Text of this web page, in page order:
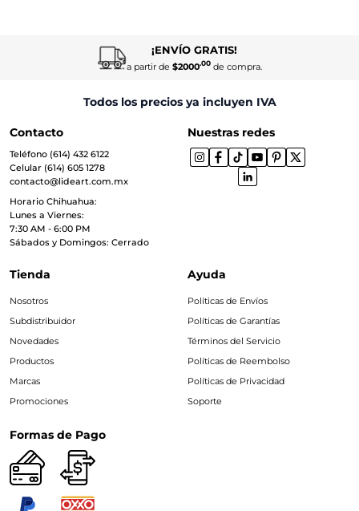
¡ENVÍO GRATIS!
a partir de $2000.00de compra.
Todos los precios ya incluyen IVA
Contacto
Teléfono (614) 432 6122
Celular (614) 605 1278
contacto@lideart.com.mx
Horario Chihuahua:
Lunes a Viernes:
7:30 AM - 6:00 PM
Sábados y Domingos: Cerrado
Nuestras redes
Tienda
Nosotros
Subdistribuidor
Novedades
Productos
Marcas
Promociones
Ayuda
Políticas de Envíos
Políticas de Garantías
Términos del Servicio
Políticas de Reembolso
Políticas de Privacidad
Soporte
Formas de Pago